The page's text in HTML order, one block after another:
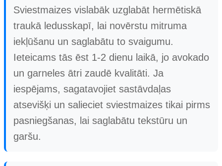
Sviestmaizes vislabāk uzglabāt hermētiskā
traukā ledusskapī, lai novērstu mitruma
iekļūšanu un saglabātu to svaigumu.
Ieteicams tās ēst 1-2 dienu laikā, jo avokado
un garneles ātri zaudē kvalitāti. Ja
iespējams, sagatavojiet sastāvdaļas
atsevišķi un salieciet sviestmaizes tikai pirms
pasniegšanas, lai saglabātu tekstūru un
garšu.